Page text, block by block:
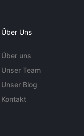
Über Uns
Über uns
Unser Team
Unser Blog
Kontakt